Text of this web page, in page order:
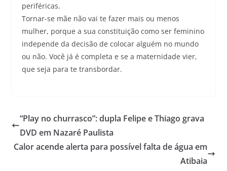
periféricas.
Tornar-se mãe não vai te fazer mais ou menos
mulher, porque a sua constituição como ser feminino
independe da decisão de colocar alguém no mundo
ou não. Você já é completa e se a maternidade vier,
que seja para te transbordar.
“Play no churrasco”: dupla Felipe e Thiago grava
DVD em Nazaré Paulista
Calor acende alerta para possível falta de água em
Atibaia